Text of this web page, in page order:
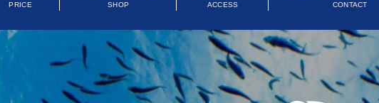
PRICE SHOP ACCESS CONTACT